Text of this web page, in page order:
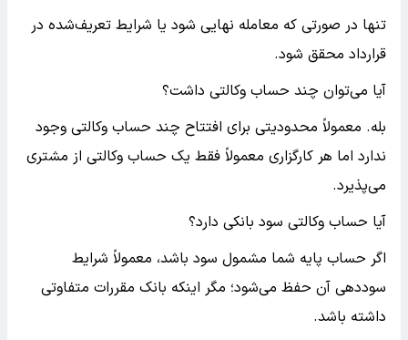
تنها در صورتی که معامله نهایی شود یا شرایط تعریف‌شده در
قرارداد محقق شود.
آیا می‌توان چند حساب وکالتی داشت؟
بله. معمولاً محدودیتی برای افتتاح چند حساب وکالتی وجود
ندارد اما هر کارگزاری معمولاً فقط یک حساب وکالتی از مشتری
می‌پذیرد.
آیا حساب وکالتی سود بانکی دارد؟
اگر حساب پایه شما مشمول سود باشد، معمولاً شرایط
سوددهی آن حفظ می‌شود؛ مگر اینکه بانک مقررات متفاوتی
داشته باشد.